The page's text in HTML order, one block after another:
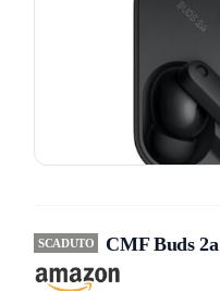
SCADUTO CMF Buds 2a